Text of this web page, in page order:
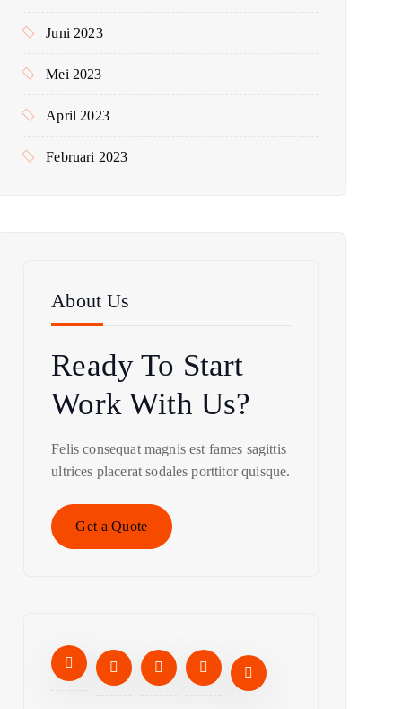
Juni 2023
Mei 2023
April 2023
Februari 2023
About Us
Ready To Start
Work With Us?
Felis consequat magnis est fames sagittis
ultrices placerat sodales porttitor quisque.
Get a Quote